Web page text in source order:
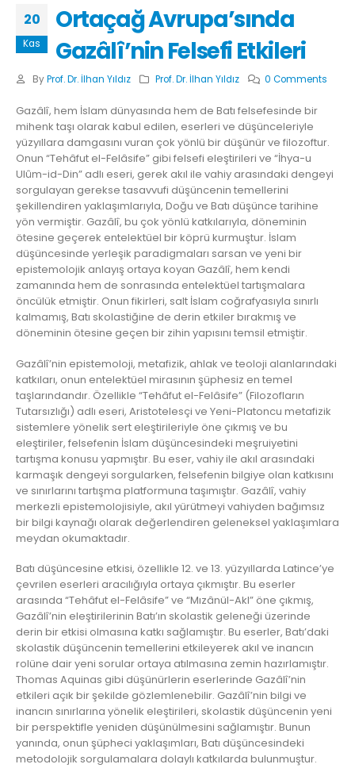
20
Kas
Ortaçağ Avrupa’sında
Gazâlî’nin Felsefi Etkileri
By Prof. Dr. İlhan Yıldız Prof. Dr. İlhan Yıldız 0 Comments
Gazâlî, hem İslam dünyasında hem de Batı felsefesinde bir
mihenk taşı olarak kabul edilen, eserleri ve düşünceleriyle
yüzyıllara damgasını vuran çok yönlü bir düşünür ve filozoftur.
Onun “Tehâfut el-Felâsife” gibi felsefi eleştirileri ve “İhya-u
Ulûm-id-Din” adlı eseri, gerek akıl ile vahiy arasındaki dengeyi
sorgulayan gerekse tasavvufi düşüncenin temellerini
şekillendiren yaklaşımlarıyla, Doğu ve Batı düşünce tarihine
yön vermiştir. Gazâlî, bu çok yönlü katkılarıyla, döneminin
ötesine geçerek entelektüel bir köprü kurmuştur. İslam
düşüncesinde yerleşik paradigmaları sarsan ve yeni bir
epistemolojik anlayış ortaya koyan Gazâlî, hem kendi
zamanında hem de sonrasında entelektüel tartışmalara
öncülük etmiştir. Onun fikirleri, salt İslam coğrafyasıyla sınırlı
kalmamış, Batı skolastiğine de derin etkiler bırakmış ve
döneminin ötesine geçen bir zihin yapısını temsil etmiştir.
Gazâlî’nin epistemoloji, metafizik, ahlak ve teoloji alanlarındaki
katkıları, onun entelektüel mirasının şüphesiz en temel
taşlarındandır. Özellikle “Tehâfut el-Felâsife” (Filozofların
Tutarsızlığı) adlı eseri, Aristotelesçi ve Yeni-Platoncu metafizik
sistemlere yönelik sert eleştirileriyle öne çıkmış ve bu
eleştiriler, felsefenin İslam düşüncesindeki meşruiyetini
tartışma konusu yapmıştır. Bu eser, vahiy ile akıl arasındaki
karmaşık dengeyi sorgularken, felsefenin bilgiye olan katkısını
ve sınırlarını tartışma platformuna taşımıştır. Gazâlî, vahiy
merkezli epistemolojisiyle, akıl yürütmeyi vahiyden bağımsız
bir bilgi kaynağı olarak değerlendiren geleneksel yaklaşımlara
meydan okumaktadır.
Batı düşüncesine etkisi, özellikle 12. ve 13. yüzyıllarda Latince’ye
çevrilen eserleri aracılığıyla ortaya çıkmıştır. Bu eserler
arasında “Tehâfut el-Felâsife” ve “Mızânül-Akl” öne çıkmış,
Gazâlî’nin eleştirilerinin Batı’ın skolastik geleneği üzerinde
derin bir etkisi olmasına katkı sağlamıştır. Bu eserler, Batı’daki
skolastik düşüncenin temellerini etkileyerek akıl ve inancın
rolüne dair yeni sorular ortaya atılmasına zemin hazırlamıştır.
Thomas Aquinas gibi düşünürlerin eserlerinde Gazâlî’nin
etkileri açık bir şekilde gözlemlenebilir. Gazâlî’nin bilgi ve
inancın sınırlarına yönelik eleştirileri, skolastik düşüncenin yeni
bir perspektifle yeniden düşünülmesini sağlamıştır. Bunun
yanında, onun şüpheci yaklaşımları, Batı düşüncesindeki
metodolojik sorgulamalara dolaylı katkılarda bulunmuştur.